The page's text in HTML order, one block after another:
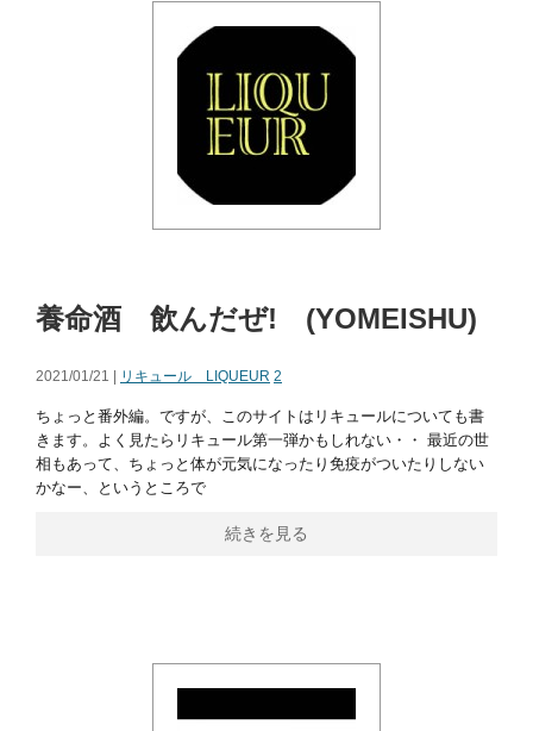
養命酒 飲んだぜ! (YOMEISHU)
2021/01/21 | リキュール LIQUEUR 2
ちょっと番外編。ですが、このサイトはリキュールについても書
きます。よく見たらリキュール第一弾かもしれない・・ 最近の世
相もあって、ちょっと体が元気になったり免疫がついたりしない
かなー、というところで
続きを見る